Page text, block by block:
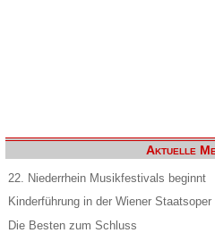
Aktuelle
22. Niederrhein Musikfestivals beginnt
Kinderführung in der Wiener Staatsoper
Die Besten zum Schluss